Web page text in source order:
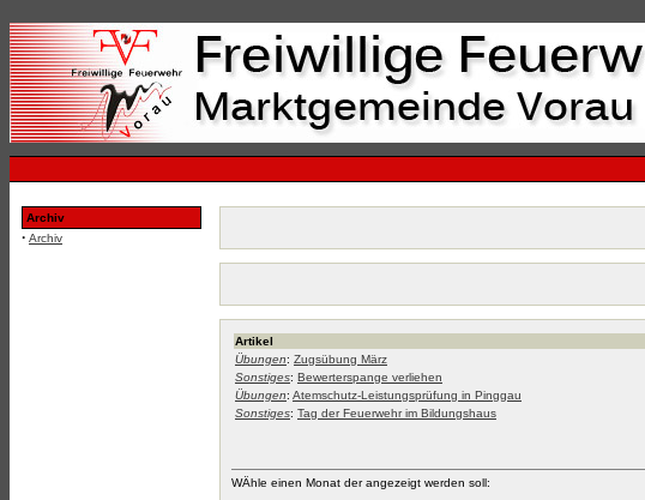
Archiv
· Archiv
Artikel
Übungen: Zugsübung März
Sonstiges: Bewerterspange verliehen
Übungen: Atemschutz-Leistungsprüfung in Pinggau
Sonstiges: Tag der Feuerwehr im Bildungshaus
WÄhle einen Monat der angezeigt werden soll: